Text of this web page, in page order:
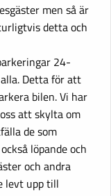
men så är
detta och
24-
Detta för att
bilen. Vi har
att skylta om
de som
löpande och
och andra
levt upp till